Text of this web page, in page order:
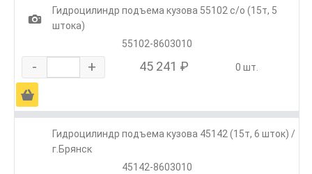
1
Гидроцилиндр подъема кузова 55102 с/о (15т, 5
штока)
55102-8603010
- + 45 241 ₽ 0 шт.
Ä
Гидроцилиндр подъема кузова 45142 (15т, 6 шток) /
г.Брянск
45142-8603010